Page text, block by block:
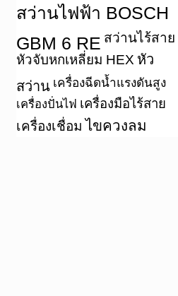
สว่านไฟฟ้า BOSCH
GBM 6 RE สว่านไร้สาย
หัวจับหกเหลี่ยม HEX หัว
สว่าน เครื่องฉีดน้ำแรงดันสูง
เครื่องปั่นไฟ เครื่องมือไร้สาย
เครื่องเชื่อม ไขควงลม